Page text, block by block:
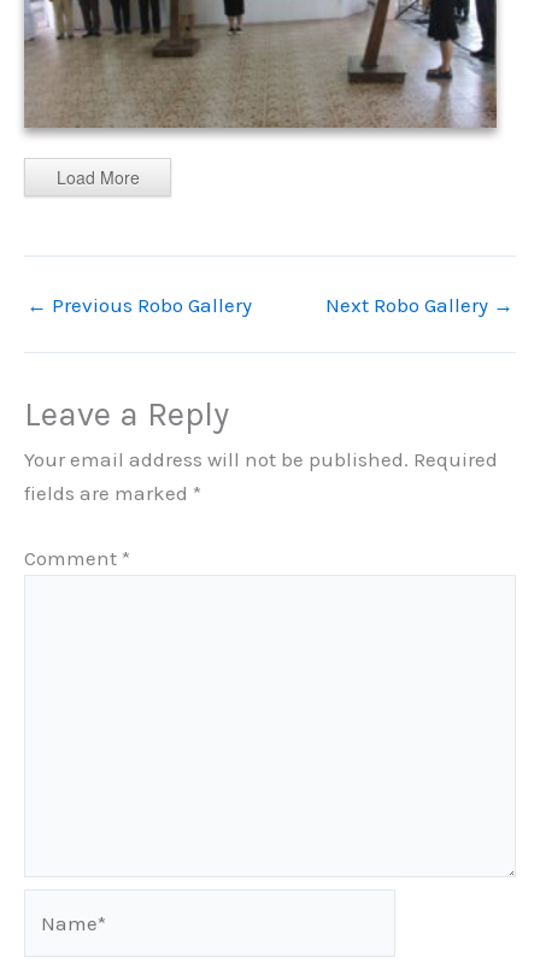
Load More
← Previous Robo Gallery Next Robo Gallery →
Leave a Reply
Your email address will not be published. Required
fields are marked *
Comment *